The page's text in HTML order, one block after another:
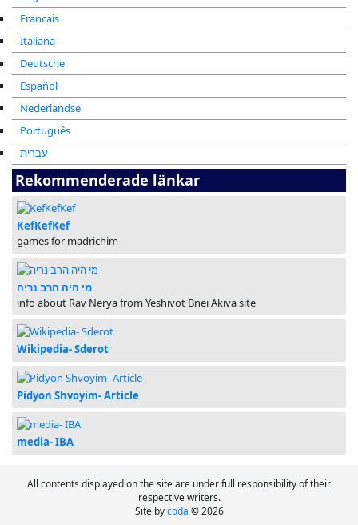
Francais
Italiana
Deutsche
Español
Nederlandse
Português
עברית
Rekommenderade länkar
KefKefKef
games for madrichim
מי היה הרב נריה
info about Rav Nerya from Yeshivot Bnei Akiva site
Wikipedia- Sderot
Pidyon Shvoyim- Article
media- IBA
All contents displayed on the site are under full responsibility of their
respective writers.
Site bycoda © 2026